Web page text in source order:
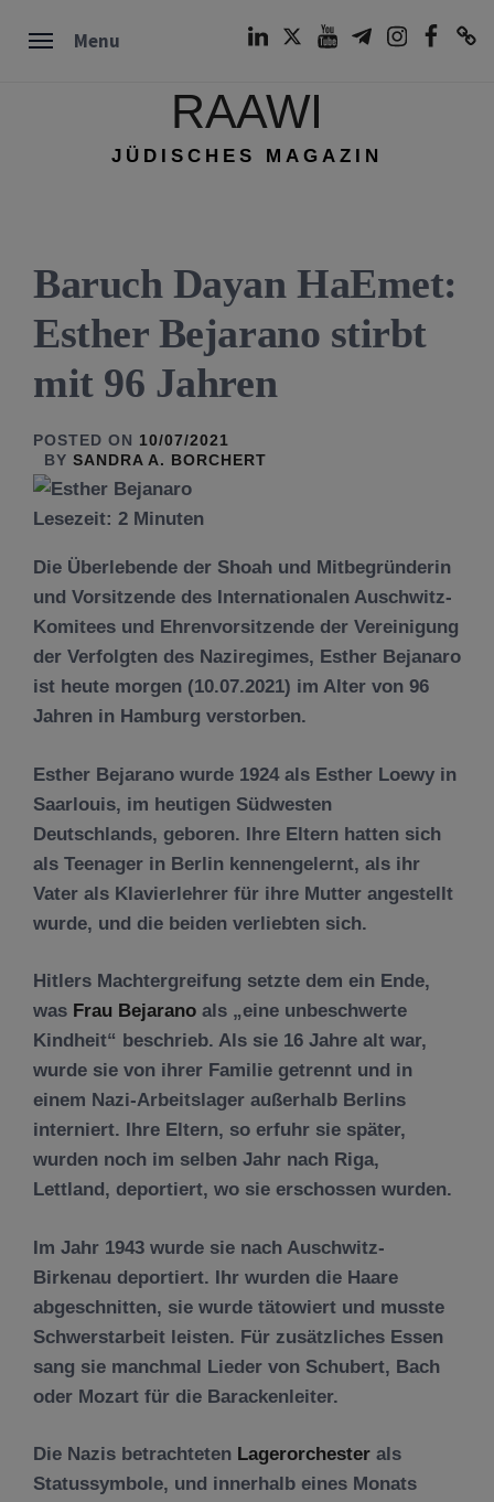
Menu
RAAWI
JÜDISCHES MAGAZIN
Baruch Dayan HaEmet:
Esther Bejarano stirbt
mit 96 Jahren
POSTED ON 10/07/2021
BY SANDRA A. BORCHERT
Lesezeit: 2 Minuten
Die Überlebende der Shoah und Mitbegründerin
und Vorsitzende des Internationalen Auschwitz-
Komitees und Ehrenvorsitzende der Vereinigung
der Verfolgten des Naziregimes, Esther Bejanaro
ist heute morgen (10.07.2021) im Alter von 96
Jahren in Hamburg verstorben.
Esther Bejarano wurde 1924 als Esther Loewy in
Saarlouis, im heutigen Südwesten
Deutschlands, geboren. Ihre Eltern hatten sich
als Teenager in Berlin kennengelernt, als ihr
Vater als Klavierlehrer für ihre Mutter angestellt
wurde, und die beiden verliebten sich.
Hitlers Machtergreifung setzte dem ein Ende,
was Frau Bejarano als „eine unbeschwerte
Kindheit“ beschrieb. Als sie 16 Jahre alt war,
wurde sie von ihrer Familie getrennt und in
einem Nazi-Arbeitslager außerhalb Berlins
interniert. Ihre Eltern, so erfuhr sie später,
wurden noch im selben Jahr nach Riga,
Lettland, deportiert, wo sie erschossen wurden.
Im Jahr 1943 wurde sie nach Auschwitz-
Birkenau deportiert. Ihr wurden die Haare
abgeschnitten, sie wurde tätowiert und musste
Schwerstarbeit leisten. Für zusätzliches Essen
sang sie manchmal Lieder von Schubert, Bach
oder Mozart für die Barackenleiter.
Die Nazis betrachteten Lagerorchester als
Statussymbole, und innerhalb eines Monats